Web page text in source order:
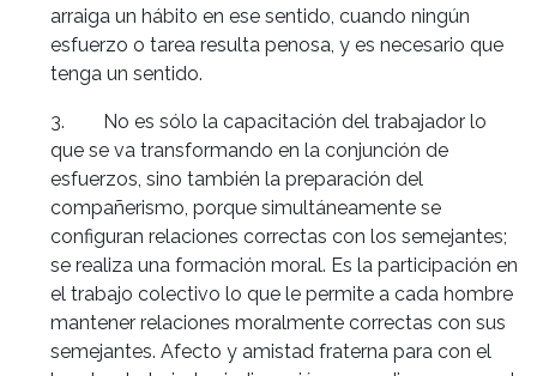
arraiga un hábito en ese sentido, cuando ningún
esfuerzo o tarea resulta penosa, y es necesario que
tenga un sentido.
3. No es sólo la capacitación del trabajador lo
que se va transformando en la conjunción de
esfuerzos, sino también la preparación del
compañerismo, porque simultáneamente se
configuran relaciones correctas con los semejantes;
se realiza una formación moral. Es la participación en
el trabajo colectivo lo que le permite a cada hombre
mantener relaciones moralmente correctas con sus
semejantes. Afecto y amistad fraterna para con el